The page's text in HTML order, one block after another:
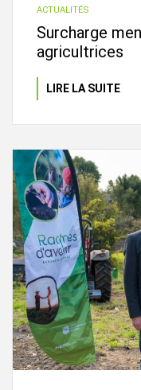
ACTUALITÉS
Surcharge
agricultrices
LIRE LA SUITE